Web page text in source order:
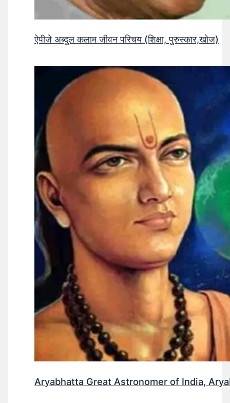
ऐपीजे अब्दुल कलाम जीवन परिचय (शिक्षा, पुरुस्कार,खोज)
Aryabhatta Great Astronomer of India,